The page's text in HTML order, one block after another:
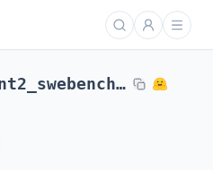
DCAgent2_swebench-verified-random-100-folders_DCAgent_nl2bash-nl2bash-bugsseq_Q39adee18